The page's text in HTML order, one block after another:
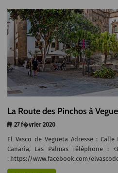
La Route des Pinchos à
27 f�vrier 2020
El Vasco de Vegueta Adresse :
Canaria, Las Palmas Téléphone :
: https://www.facebook.com/